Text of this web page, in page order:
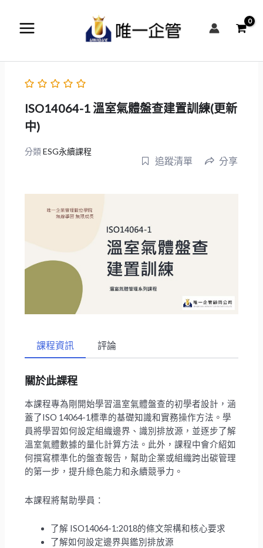
ISO14064-1 溫室氣體盤查建置訓練(更新
中)
分類ESG永續課程
追蹤清單 分享
課程資訊 評論
關於此課程
本課程專為剛開始學習溫室氣體盤查的初學者設計，涵
蓋了ISO 14064-1標準的基礎知識和實務操作方法。學
員將學習如何設定組織邊界、識別排放源，並逐步了解
溫室氣體數據的量化計算方法。此外，課程中會介紹如
何撰寫標準化的盤查報告，幫助企業或組織跨出碳管理
的第一步，提升綠色能力和永續競爭力。
本課程將幫助學員：
了解 ISO14064-1:2018的條文架構和核心要求
了解如何設定邊界與鑑別排放源